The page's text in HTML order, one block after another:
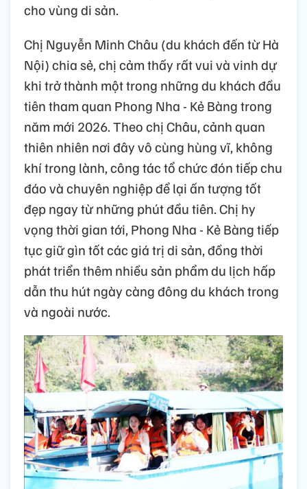
cho vùng di sản.
Chị Nguyễn Minh Châu (du khách đến từ Hà
Nội) chia sẻ, chị cảm thấy rất vui và vinh dự
khi trở thành một trong những du khách đầu
tiên tham quan Phong Nha - Kẻ Bàng trong
năm mới 2026. Theo chị Châu, cảnh quan
thiên nhiên nơi đây vô cùng hùng vĩ, không
khí trong lành, công tác tổ chức đón tiếp chu
đáo và chuyên nghiệp để lại ấn tượng tốt
đẹp ngay từ những phút đầu tiên. Chị hy
vọng thời gian tới, Phong Nha - Kẻ Bàng tiếp
tục giữ gìn tốt các giá trị di sản, đồng thời
phát triển thêm nhiều sản phẩm du lịch hấp
dẫn thu hút ngày càng đông du khách trong
và ngoài nước.